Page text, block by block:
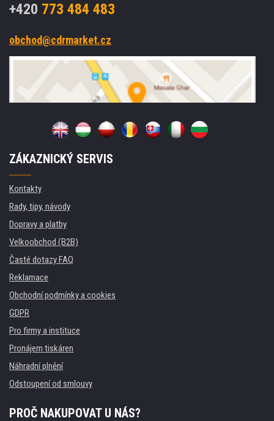
+420 773 484 483
obchod@cdrmarket.cz
ZÁKAZNICKÝ SERVIS
Kontakty
Rady, tipy, návody
Dopravy a platby
Velkoobchod (B2B)
Časté dotazy FAQ
Reklamace
Obchodní podmínky a cookies
GDPR
Pro firmy a instituce
Pronájem tiskáren
Náhradní plnění
Odstoupení od smlouvy
PROČ NAKUPOVAT U NÁS?